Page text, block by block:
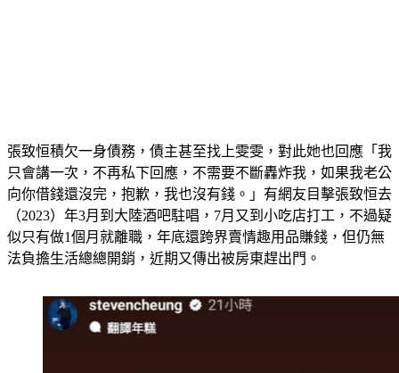
張致恒積欠一身債務，債主甚至找上雯雯，對此她也回應「我
只會講一次，不再私下回應，不需要不斷轟炸我，如果我老公
向你借錢還沒完，抱歉，我也沒有錢。」有網友目擊張致恒去
（2023）年3月到大陸酒吧駐唱，7月又到小吃店打工，不過疑
似只有做1個月就離職，年底還跨界賣情趣用品賺錢，但仍無
法負擔生活總總開銷，近期又傳出被房東趕出門。